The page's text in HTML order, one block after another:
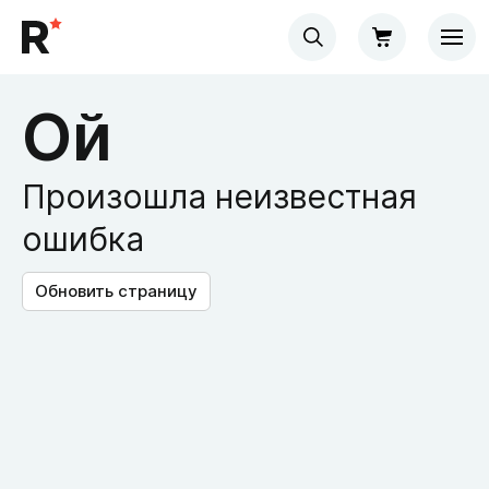
Ой
Произошла неизвестная
ошибка
Обновить страницу